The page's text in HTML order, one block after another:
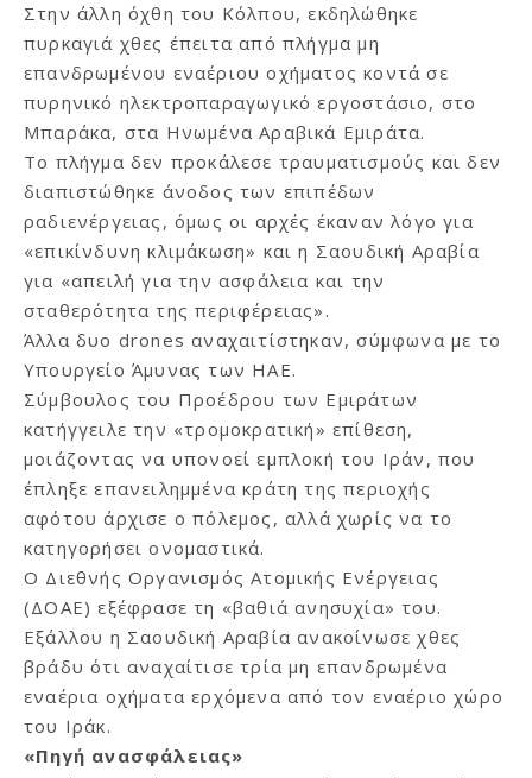
Στην άλλη όχθη του Κόλπου, εκδηλώθηκε
πυρκαγιά χθες έπειτα από πλήγμα μη
επανδρωμένου εναέριου οχήματος κοντά σε
πυρηνικό ηλεκτροπαραγωγικό εργοστάσιο, στο
Μπαράκα, στα Ηνωμένα Αραβικά Εμιράτα.
Το πλήγμα δεν προκάλεσε τραυματισμούς και δεν
διαπιστώθηκε άνοδος των επιπέδων
ραδιενέργειας, όμως οι αρχές έκαναν λόγο για
«επικίνδυνη κλιμάκωση» και η Σαουδική Αραβία
για «απειλή για την ασφάλεια και την
σταθερότητα της περιφέρειας».
Άλλα δυο drones αναχαιτίστηκαν, σύμφωνα με το
Υπουργείο Άμυνας των ΗΑΕ.
Σύμβουλος του Προέδρου των Εμιράτων
κατήγγειλε την «τρομοκρατική» επίθεση,
μοιάζοντας να υπονοεί εμπλοκή του Ιράν, που
έπληξε επανειλημμένα κράτη της περιοχής
αφότου άρχισε ο πόλεμος, αλλά χωρίς να το
κατηγορήσει ονομαστικά.
Ο Διεθνής Οργανισμός Ατομικής Ενέργειας
(ΔΟΑΕ) εξέφρασε τη «βαθιά ανησυχία» του.
Εξάλλου η Σαουδική Αραβία ανακοίνωσε χθες
βράδυ ότι αναχαίτισε τρία μη επανδρωμένα
εναέρια οχήματα ερχόμενα από τον εναέριο χώρο
του Ιράκ.
«Πηγή ανασφάλειας»